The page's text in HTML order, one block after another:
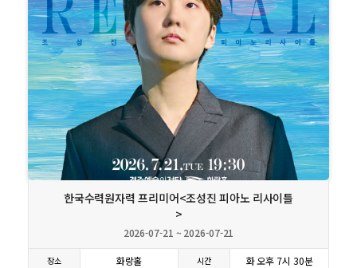
상세보기
한국수력원자력 프리미어<조성진 피아노 리사이틀
>
2026-07-21 ~ 2026-07-21
장소 화랑홀 시간 화 오후 7시 30분